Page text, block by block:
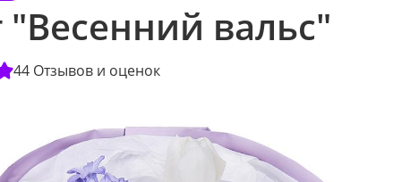
"Весенний вальс"
44 Отзывов и оценок